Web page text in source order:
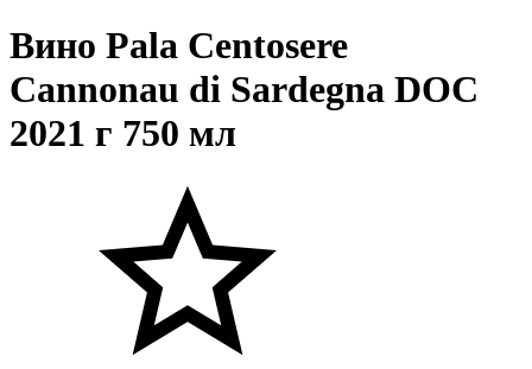
Вино Pala Centosere
Cannonau di Sardegna DOC
2021 г 750 мл